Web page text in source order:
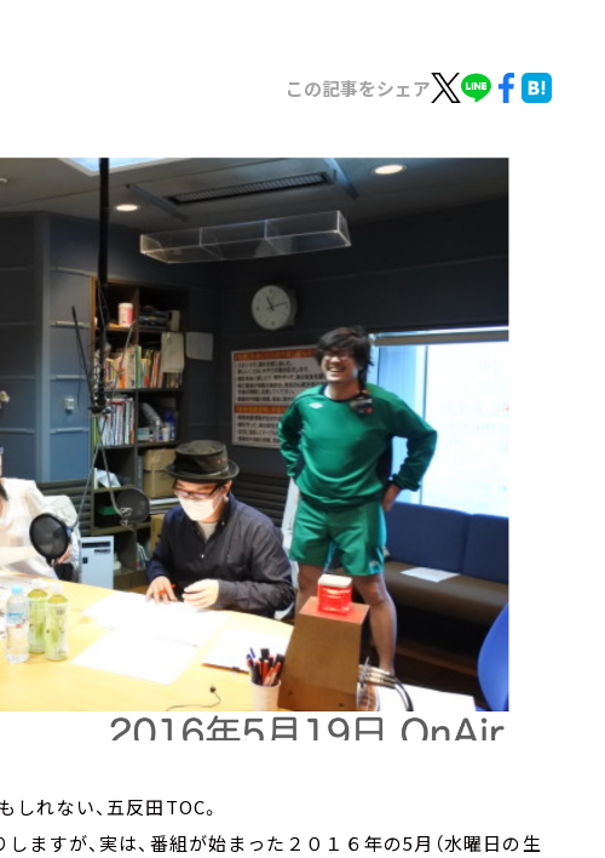
この記事をシェア
れない、五反田TOC。
ますが、実は、番組が始まった２０１６年の5月（水曜日の生